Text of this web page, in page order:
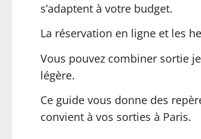
s’adaptent à votre budget.
La réservation en ligne et les
Vous pouvez combiner sortie
légère.
Ce guide vous donne des
convient à vos sorties à Paris.